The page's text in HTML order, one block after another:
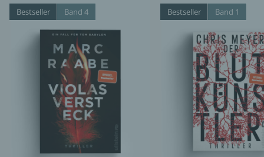
Bestseller Band 4 Bestseller Band 1